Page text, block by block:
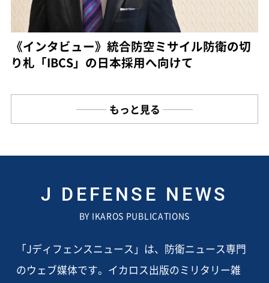
《インタビュー》統合防空ミサイル防衛の切
り札「IBCS」の日本採用へ向けて
もっと見る
J DEFENSE NEWS
BY IKAROS PUBLICATIONS
「Jディフェンスニュース」は、防衛ニュース専門
のウェブ媒体です。イカロス出版のミリタリー雑